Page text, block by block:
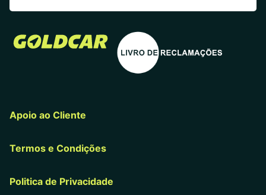
Apoio ao Cliente
Termos e Condições
Politica de Privacidade